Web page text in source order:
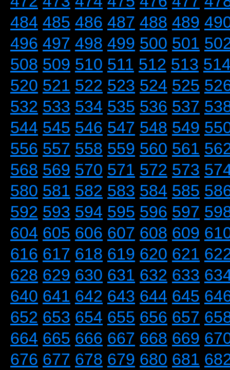
484 485 486 487 488 489
496 497 498 499 500 501
508 509 510 511 512 513
520 521 522 523 524 525
532 533 534 535 536 537
544 545 546 547 548 549
556 557 558 559 560 561
568 569 570 571 572 573
580 581 582 583 584 585
592 593 594 595 596 597
604 605 606 607 608 609
616 617 618 619 620 621
628 629 630 631 632 633
640 641 642 643 644 645
652 653 654 655 656 657
664 665 666 667 668 669
676 677 678 679 680 681